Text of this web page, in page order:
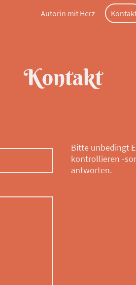
Autorin mit Herz
Kontakt
Bitte unbedingt
kontrollieren -
antworten.